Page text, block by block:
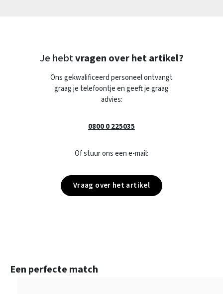
Je hebtvragen over het artikel?
Ons gekwalificeerd personeel ontvangt
graag je telefoontje en geeft je graag
advies:
0800 0 225035
Of stuur ons een e-mail:
Vraag over het artikel
Productgalerij overslaan
Een perfecte match